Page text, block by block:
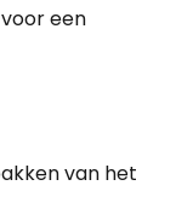
een
van het